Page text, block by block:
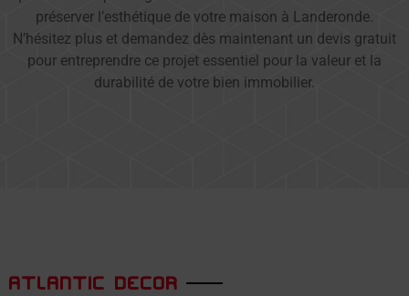
préserver l’esthétique de votre maison à Landeronde.
N’hésitez plus et demandez dès maintenant un devis gratuit
pour entreprendre ce projet essentiel pour la valeur et la
durabilité de votre bien immobilier.
ATLANTIC DECOR